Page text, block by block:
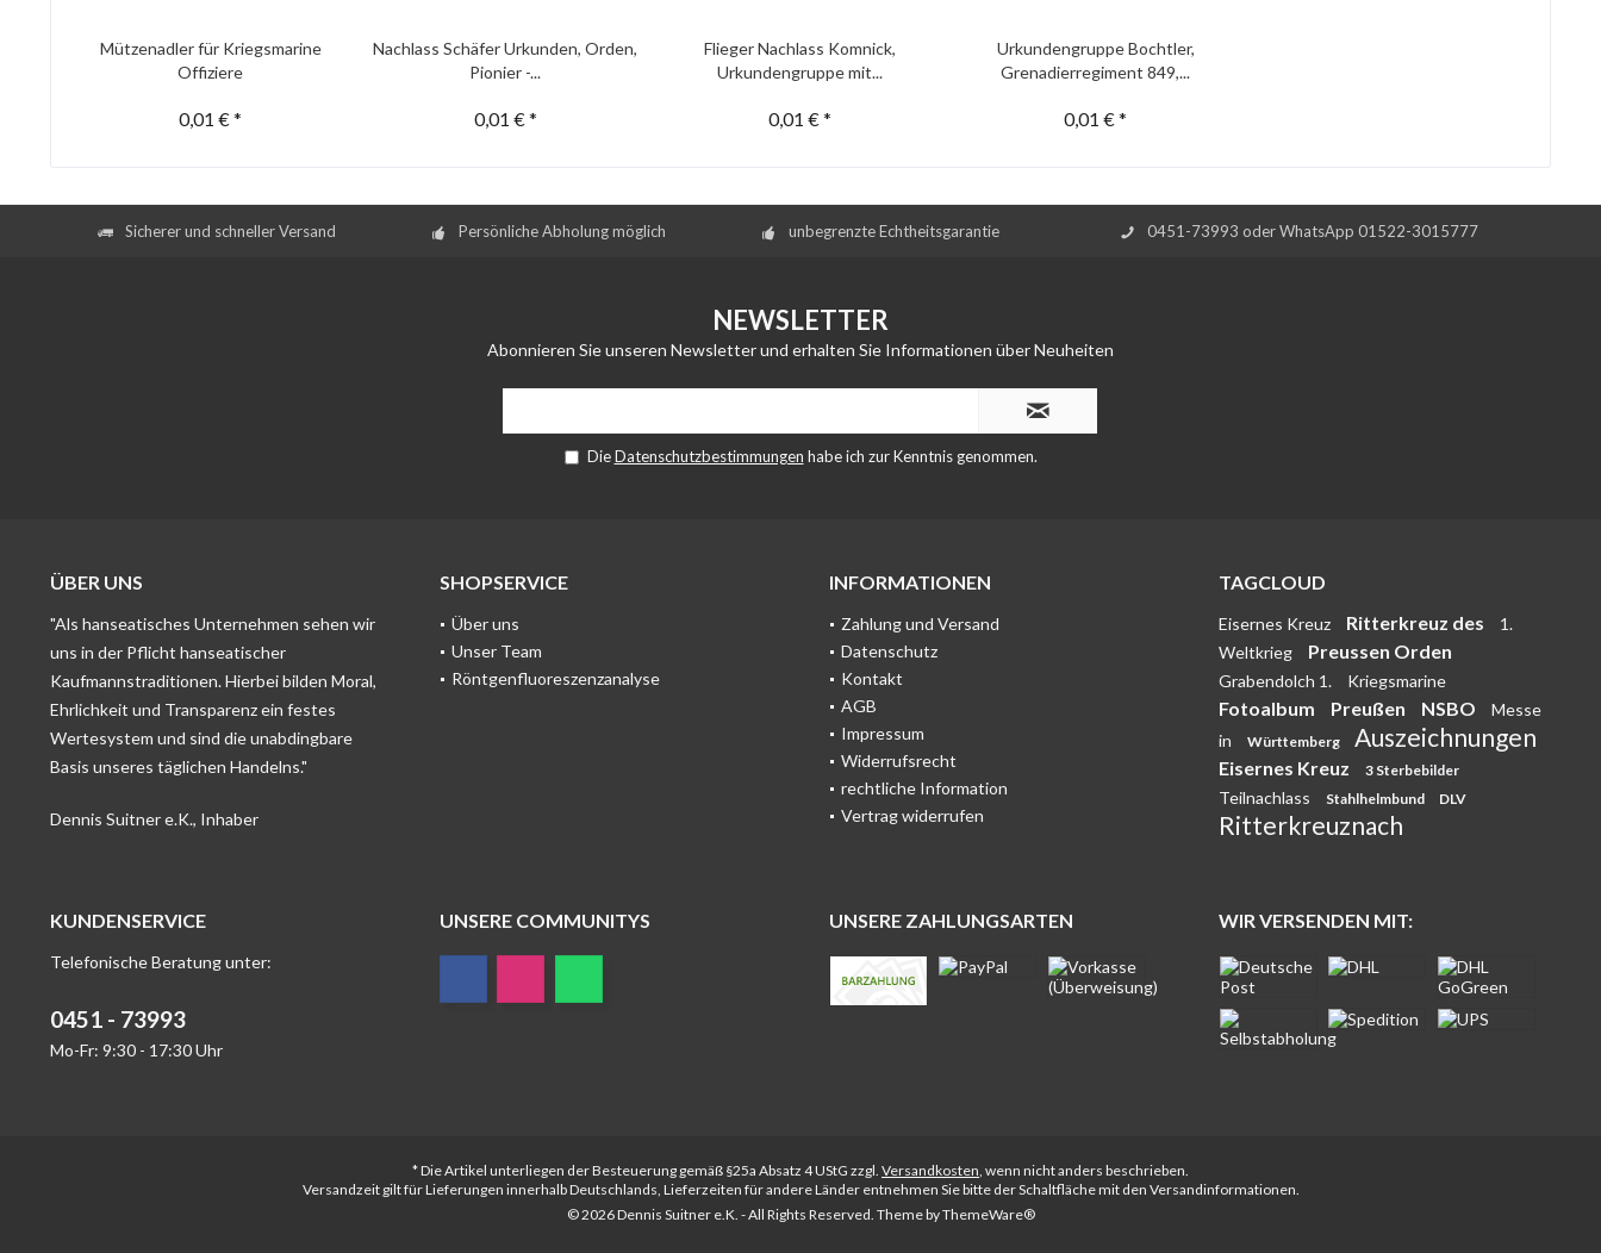
Mützenadler für Kriegsmarine
Offiziere
0,01 € *
Nachlass Schäfer Urkunden, Orden,
Pionier -...
0,01 € *
Flieger Nachlass Komnick,
Urkundengruppe mit...
0,01 € *
Urkundengruppe Bochtler,
Grenadierregiment 849,...
0,01 € *
Sicherer und schneller Versand Persönliche Abholung möglich unbegrenzte Echtheitsgarantie 0451-73993 oder WhatsApp 01522-3015777
NEWSLETTER
Abonnieren Sie unseren Newsletter und erhalten Sie Informationen über Neuheiten
DieDatenschutzbestimmungen habe ich zur Kenntnis genommen.
ÜBER UNS
"Als hanseatisches Unternehmen sehen wir
uns in der Pflicht hanseatischer
Kaufmannstraditionen. Hierbei bilden Moral,
Ehrlichkeit und Transparenz ein festes
Wertesystem und sind die unabdingbare
Basis unseres täglichen Handelns."
Dennis Suitner e.K., Inhaber
SHOPSERVICE
Über uns
Unser Team
Röntgenfluoreszenzanalyse
INFORMATIONEN
Zahlung und Versand
Datenschutz
Kontakt
AGB
Impressum
Widerrufsrecht
rechtliche Information
Vertrag widerrufen
TAGCLOUD
Eisernes Kreuz Ritterkreuz des
1.
Weltkrieg
Preussen Orden
Grabendolch 1. Kriegsmarine
Fotoalbum Preußen NSBO
Messe
in
Württemberg Auszeichnungen
Eisernes Kreuz 3 Sterbebilder
Teilnachlass Stahlhelmbund DLV
Ritterkreuznach
KUNDENSERVICE
Telefonische Beratung unter:
0451 - 73993
Mo-Fr: 9:30 - 17:30 Uhr
UNSERE COMMUNITYS UNSERE ZAHLUNGSARTEN WIR VERSENDEN MIT:
* Die Artikel unterliegen der Besteuerung gemäß §25a Absatz 4 UStG zzgl. Versandkosten, wenn nicht anders beschrieben.
Versandzeit gilt für Lieferungen innerhalb Deutschlands, Lieferzeiten für andere Länder entnehmen Sie bitte der Schaltfläche mit den Versandinformationen.
© 2026 Dennis Suitner e.K. - All Rights Reserved. Theme byThemeWare®